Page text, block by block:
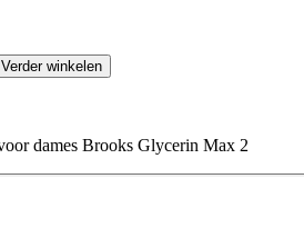
Verder winkelen
dames Brooks Glycerin Max 2